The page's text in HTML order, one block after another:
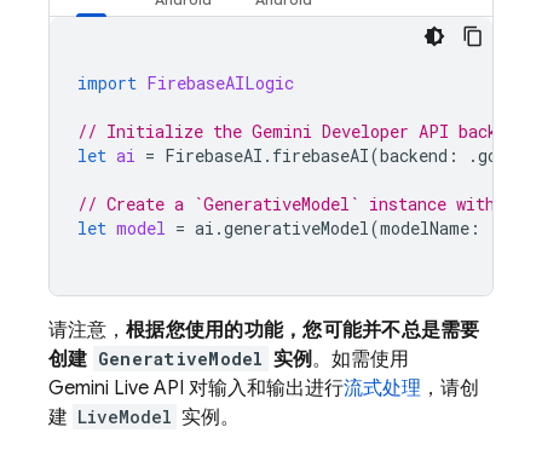
import FirebaseAILogic
// Initialize the Gemini Developer API backend
let ai = FirebaseAI . firebaseAI(backend : .
// Create a `GenerativeModel` instance with a
let model = ai .generativeModel(modelName :
请注意， 根据您使用的功能，您可能并不总是需要
创建 GenerativeModel 实例。如需使用
Gemini Live API 对输入和输出进行流式处理 ，请创
建 LiveModel 实例。